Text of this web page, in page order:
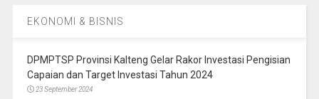
EKONOMI & BISNIS
DPMPTSP Provinsi Kalteng Gelar Rakor Investasi Pengisian
Capaian dan Target Investasi Tahun 2024
23 September 2024